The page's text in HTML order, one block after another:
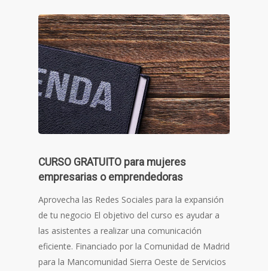
CURSO GRATUITO para mujeres
empresarias o emprendedoras
Aprovecha las Redes Sociales para la expansión
de tu negocio El objetivo del curso es ayudar a
las asistentes a realizar una comunicación
eficiente. Financiado por la Comunidad de Madrid
para la Mancomunidad Sierra Oeste de Servicios